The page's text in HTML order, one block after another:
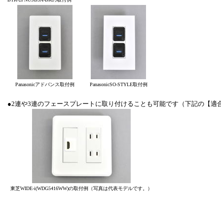
Panasonicアドバンス取付例 PanasonicSO-STYLE取付例
●2連や3連のフェースプレートに取り付けることも可能です（下記の【
東芝WIDE-i(WDG5416WW)の取付例（写真は代表モデルです。）